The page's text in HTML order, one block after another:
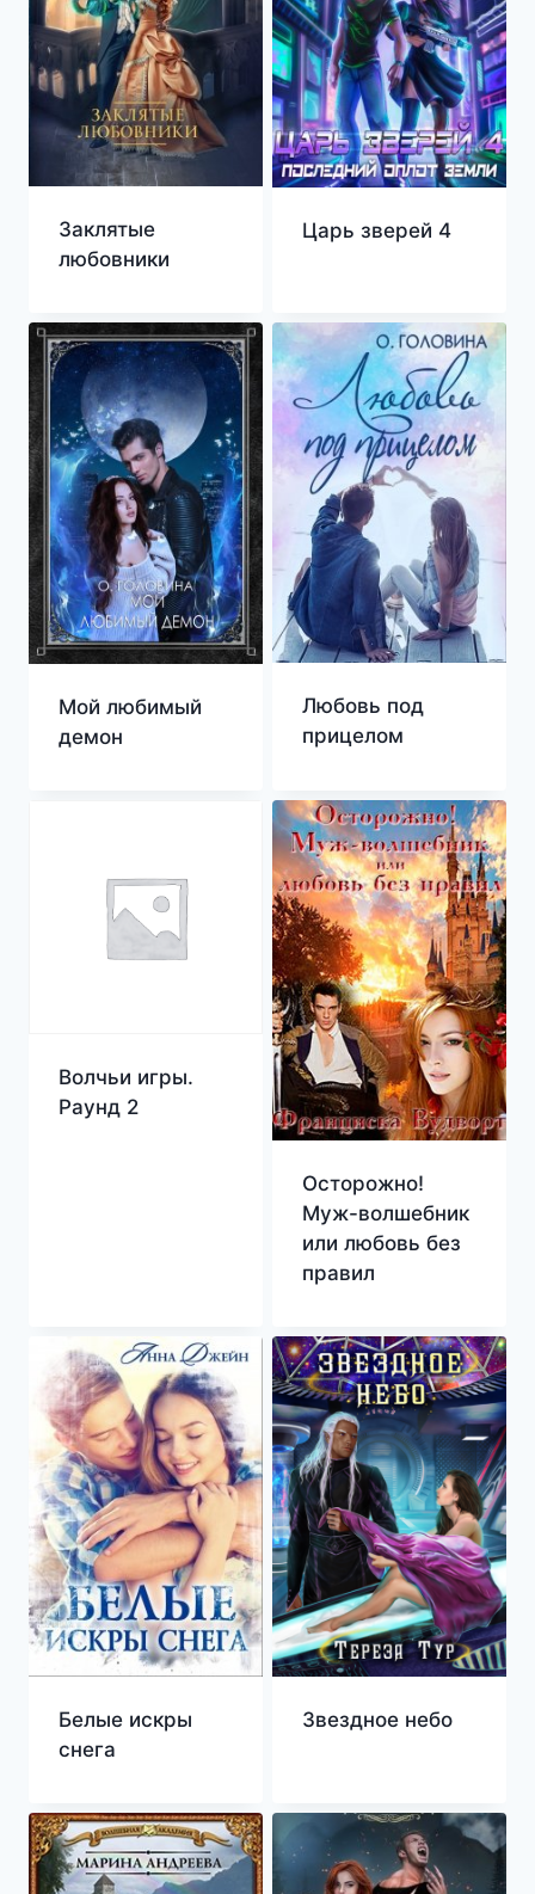
Заклятые
любовники
Царь зверей 4
Мой любимый
демон
Любовь под
прицелом
Волчьи игры.
Раунд 2
Осторожно!
Муж-волшебник
или любовь без
правил
Белые искры
снега
Звездное небо